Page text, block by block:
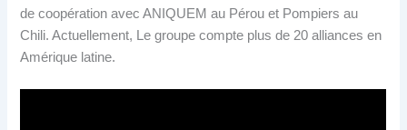
de coopération avec ANIQUEM au Pérou et Pompiers au
Chili. Actuellement, Le groupe compte plus de 20 alliances en
Amérique latine.